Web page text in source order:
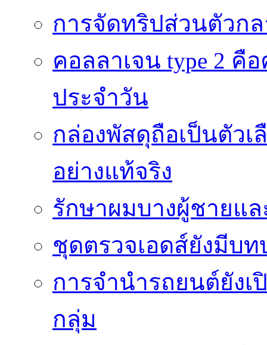
การจัดทริปส่วนตัวก
คอลลาเจน type 2
ประจำวัน
กล่องพัสดุถือเป็นตัว
อย่างแท้จริง
รักษาผมบางผู้ชายแ
ชุดตรวจเอดส์ยังมีบ
การจำนำรถยนต์ยัง
กลุ่ม